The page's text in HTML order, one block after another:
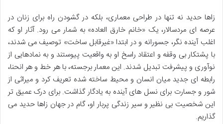
زاها حدید نه تنها در طراحی معماری، بلکه در گشودن راه برای زنان در
عرصه ای مردسالار، یک «خانم خارق العاده» به شمار می رود. آثار او که
اغلب آینده نگر، جسورانه و در ابتدا «غیرقابل ساخت» توصیف می شدند،
با پشتکار بی وقفه و اعتقاد راسخ او به واقعیت پیوستند و به نمادهایی از
نوآوری و پیشرفت تبدیل شدند. این معمار برجسته، با هر خط و هر انحنا،
رابطه ای جدید میان انسان و محیط ساخته شده تعریف کرد و میراثی از
شور و جسارت برای نسل های آینده به یادگار گذاشت. برای درک عمیق تر
این شخصیت بی نظیر و سیر زندگی پربار او، گام در جهان زاها حدید می
گذاریم.